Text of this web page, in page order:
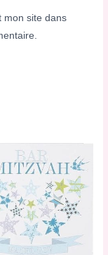
mon site dans